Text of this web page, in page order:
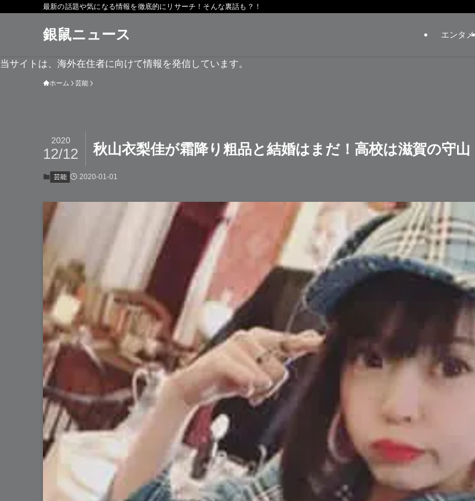
最新の話題や気になる情報を徹底的にリサーチ！そんな裏話も？！
銀鼠ニュース エンタメ
当サイトは、海外在住者に向けて情報を発信しています。
ホーム 芸能
秋山衣梨佳が霜降り粗品と結婚はまだ！高校は滋賀の守山
2020
12/12
芸能 2020-01-01